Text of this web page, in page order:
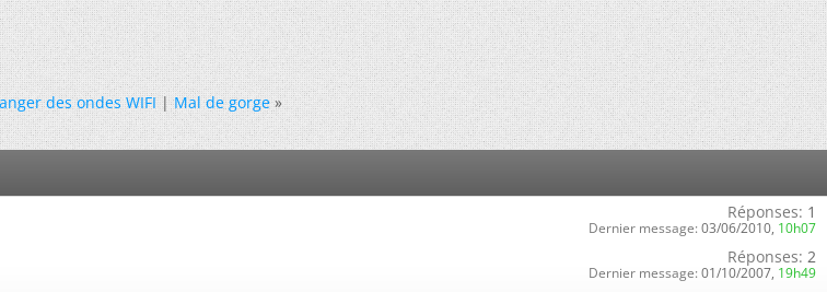
des ondes WIFI|Mal de gorge »
Réponses: 1
Dernier message: 03/06/2010, 10h07
Réponses: 2
Dernier message: 01/10/2007, 19h49